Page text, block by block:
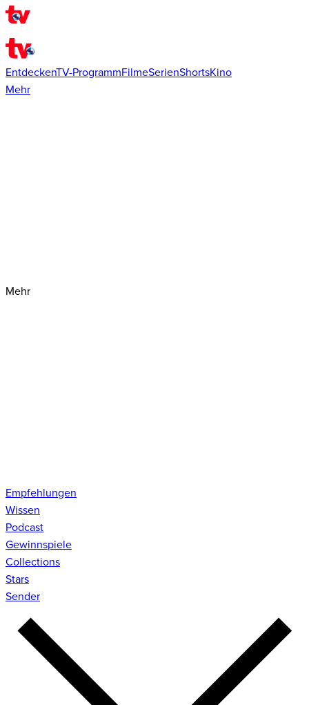
EntdeckenTV-ProgrammFilmeSerienShortsKino
Mehr
Mehr
Empfehlungen
Wissen
Podcast
Gewinnspiele
Collections
Stars
Sender